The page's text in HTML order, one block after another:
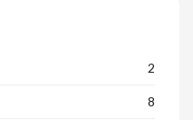
2
8